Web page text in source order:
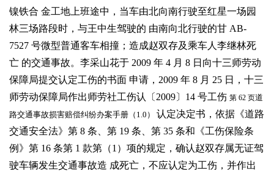
镍铁合 金工地上班途中，当车由北向南行驶至红星一场园
林三场路段时，与王中生驾驶的 由南向北行驶的甘 AB-
7527 号微型普通客车相撞；造成赵双存及乘车人李继林死
亡 的交通事故。李采山花于 2009 年 4 月 8 日向十三师劳动
保障局提交认定工伤的书面 申请， 2009 年 8 月 25 日，十三
师劳动保障局作出师劳社工伤认〔 2009〕 14 号工伤 第 62 页道
路交通事故损害赔偿纠纷办案手册（1.0） 认定决定书，依据《道路
交通安全法》第 8 条、第 19 条、第 35 条和《工伤保险条
例》第 16 条第 1 款第（1 ）项的规定，确认赵双存属无证驾
驶车辆发生交通事故造 成死亡，不应认定为工伤，并作出